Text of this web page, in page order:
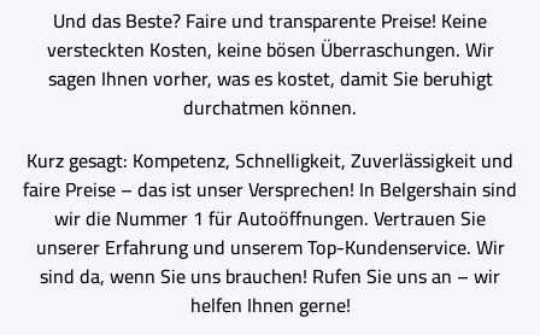
Und das Beste? Faire und transparente Preise! Keine
versteckten Kosten, keine bösen Überraschungen. Wir
sagen Ihnen vorher, was es kostet, damit Sie beruhigt
durchatmen können.
Kurz gesagt: Kompetenz, Schnelligkeit, Zuverlässigkeit und
faire Preise – das ist unser Versprechen! In Belgershain sind
wir die Nummer 1 für Autoöffnungen. Vertrauen Sie
unserer Erfahrung und unserem Top-Kundenservice. Wir
sind da, wenn Sie uns brauchen! Rufen Sie uns an – wir
helfen Ihnen gerne!